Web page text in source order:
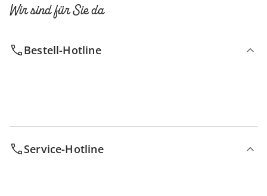
Wir sind für Sie da
Bestell-Hotline
Service-Hotline